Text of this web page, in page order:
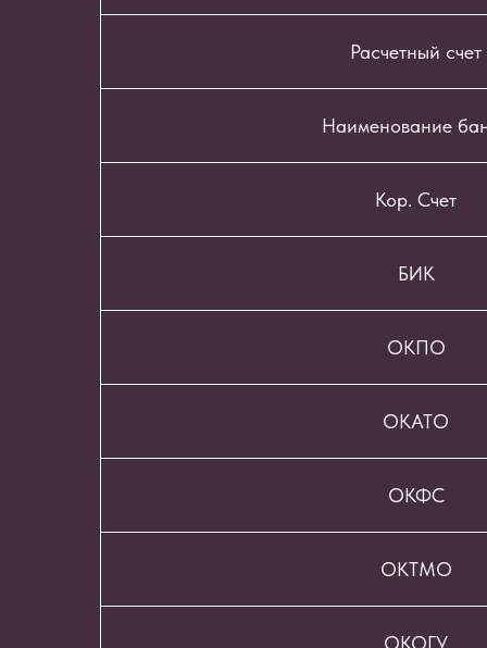
Расчетный счет
Наименование
Кор. Счет
БИК
ОКПО
ОКАТО
ОКФС
ОКТМО
ОКОГУ